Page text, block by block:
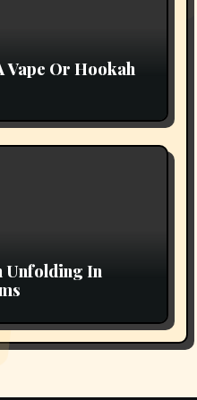
Vape Or Hookah
Unfolding In